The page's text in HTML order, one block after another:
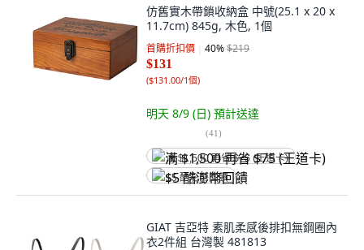
仿舊實木帶鎖收納盒 中號(25.1 x 20 x
11.7cm) 845g, 木色, 1個
首購折扣價 40%$219
$131
($131.00/1個)
明天 8/9 (日) 預計送達
(41)
满 $1,500 再省 $75 (王道卡)
$5 酷澎幣回饋
GIAT 吉亞特 素肌柔感後排扣無鋼圈內
衣2件組 台灣製 481813